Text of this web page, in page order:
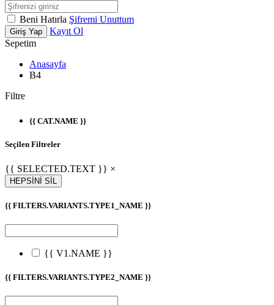
Beni Hatırla Şifremi Unuttum
Giriş Yap
Kayıt Ol
Sepetim
Anasayfa
B4
Filtre
{{ CAT.NAME }}
Seçilen Filtreler
{{ SELECTED.TEXT }} ×
HEPSİNİ SİL
{{ FILTERS.VARIANTS.TYPE1_NAME }}
{{ V1.NAME }}
{{ FILTERS.VARIANTS.TYPE2_NAME }}